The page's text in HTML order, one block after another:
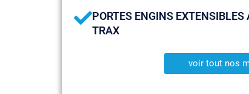
PORTES ENGINS
TRAX
voir tout nos